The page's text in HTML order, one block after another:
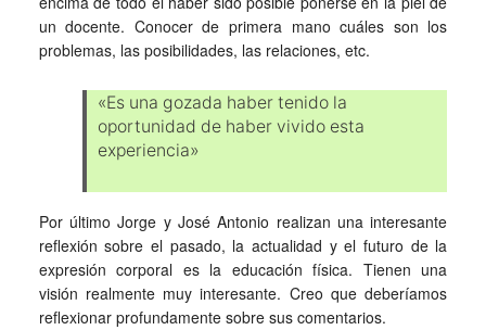
un docente. Conocer de primera mano cuáles son los
problemas, las posibilidades, las relaciones, etc.
«Es una gozada haber tenido la
oportunidad de haber vivido esta
experiencia»
Por último Jorge y José Antonio realizan una interesante
reflexión sobre el pasado, la actualidad y el futuro de la
expresión corporal es la educación física. Tienen una
visión realmente muy interesante. Creo que deberíamos
reflexionar profundamente sobre sus comentarios.